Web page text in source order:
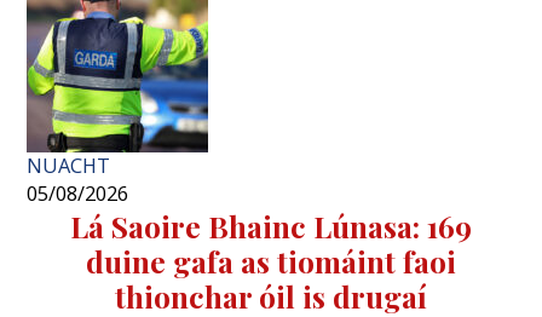
NUACHT
05/08/2026
Lá Saoire Bhainc Lúnasa: 169
duine gafa as tiomáint faoi
thionchar óil is drugaí